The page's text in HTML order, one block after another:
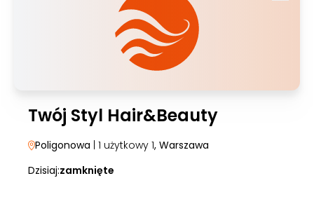
Twój Styl Hair&Beauty
Poligonowa | 1 użytkowy 1, Warszawa
Dzisiaj:zamknięte